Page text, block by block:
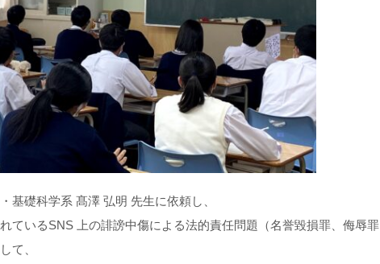
基礎科学系 髙澤 弘明 先生に依頼し、
ているSNS 上の誹謗中傷による法的責任問題（名誉毀損罪、侮辱罪
て、